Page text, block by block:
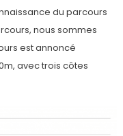
du parcours
nous sommes
est annoncé
avec trois côtes